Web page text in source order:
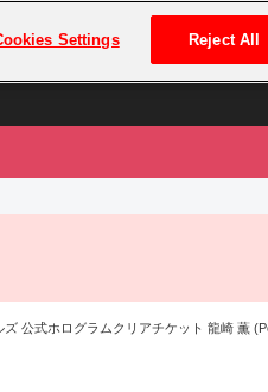
ム会員とは
ル同好会
公式ホログラムクリアチケット 龍崎 薫
Settings Reject All